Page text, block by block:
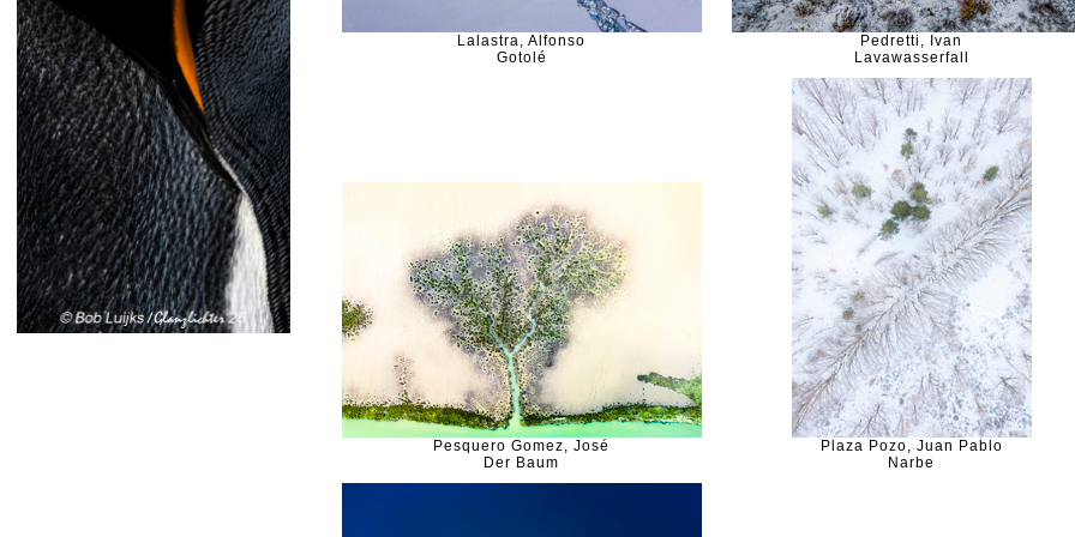
Lalastra, Alfonso
Gotolé
Pedretti, Ivan
Lavawasserfall
Pesquero Gomez, José
Der Baum
Plaza Pozo, Juan Pablo
Narbe